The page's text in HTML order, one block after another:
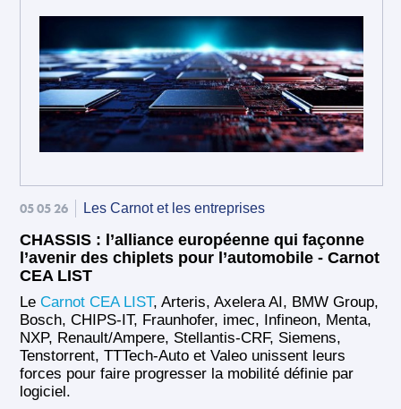
05 05 26 Les Carnot et les entreprises
CHASSIS : l’alliance européenne qui façonne
l’avenir des chiplets pour l’automobile - Carnot
CEA LIST
LeCarnot CEA LIST, Arteris, Axelera AI, BMW Group,
Bosch, CHIPS-IT, Fraunhofer, imec, Infineon, Menta,
NXP, Renault/Ampere, Stellantis-CRF, Siemens,
Tenstorrent, TTTech-Auto et Valeo unissent leurs
forces pour faire progresser la mobilité définie par
logiciel.